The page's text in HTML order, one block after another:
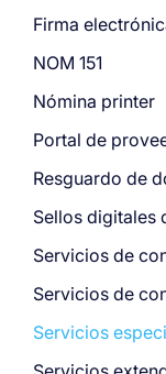
Firma
NOM 151
Nómina printer
Portal de
Resguardo de
Sellos digitales
Servicios de
Servicios de
Servicios